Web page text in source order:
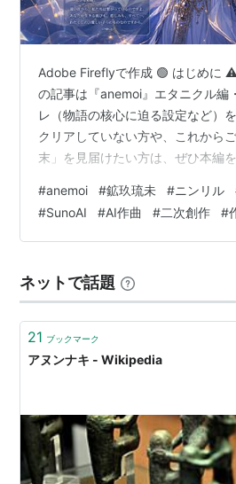
Adobe Fireflyで作成 🟢 はじめに
の記事は『anemoi』エタニクル編
レ（物語の核心に迫る設定など）
クリアしていない方や、これから
末」を見届けたい方は、ぜひ本編
ニクル編・アネモイ編のネタバレ
して読む） 麦、スピカ、穂乃夏と
のインスパイア楽曲制作裏話。 今
る玖琉未（風の女神ニンリル）を
す。…
#anemoi #鉱玖琉未 #ニンリル
#SunoAI #AI作曲 #二次創作 #
ネットで話題
21 ブックマーク
アヌンナキ - Wikipedia